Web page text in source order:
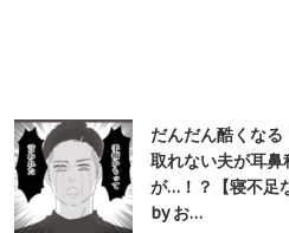
だんだん酷くな
取れない夫が耳
が…！？【寝不足
by お…